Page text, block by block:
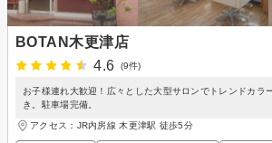
BOTAN木更津店
4.6
(9件)
お子様連れ大歓迎！広々とした大型サロンでトレンドカラ
き。駐車場完備。
アクセス：JR内房線 木更津駅 徒歩5分